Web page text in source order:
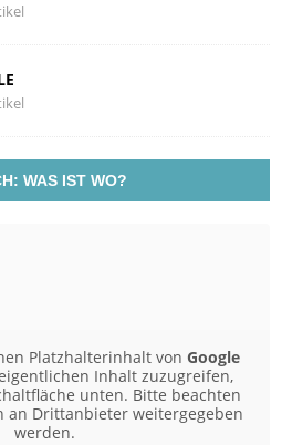
WAS IST WO?
Platzhalterinhalt von Google
Inhalt zuzugreifen,
unten. Bitte beachten
an Drittanbieter weitergegeben
werden.